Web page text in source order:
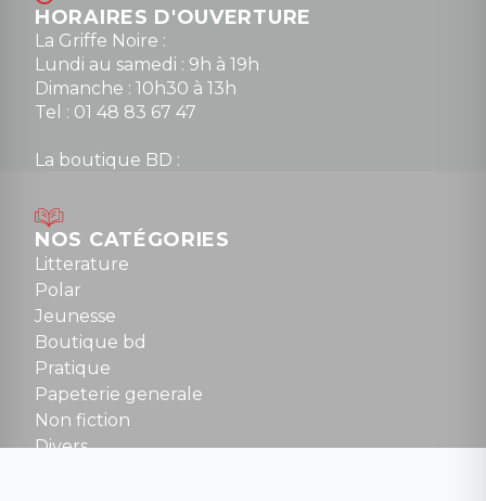
HORAIRES D'OUVERTURE
La Griffe Noire :
Lundi au samedi : 9h à 19h
Dimanche : 10h30 à 13h
Tel : 01 48 83 67 47
La boutique BD :
Mardi au samedi : 10h à 13h / 14h à 19h
Dimanche : 10h30 à 12h30
Tel : 01 48 89 13 88
NOUS CONTACTER
contact@la-griffe-noire.com
NOS CATÉGORIES
Litterature
Polar
Jeunesse
Boutique bd
Pratique
Papeterie generale
Non fiction
Divers